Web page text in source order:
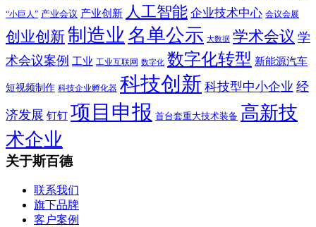
“小巨人” 产业会议 产业创新 人工智能 企业技术中心 会议会展
创业创新制造业 名单公示 大数据 学术会议 学
术会议案例 工业 工业互联网 数字化 数字化转型 新能源汽车
短视频制作 科技企业孵化器 科技创新 科技型中小企业 经
济发展 钉钉 项目申报 首台套重大技术装备 高新技
术企业
关于斯百德
联系我们
旗下品牌
客户案例